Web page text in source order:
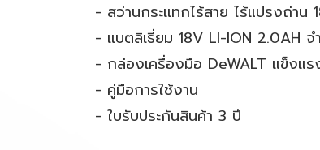
- สว่านกระแทกไร้สาย ไร้แปรงถ่าน
- เเบตลิเธี่ยม 18V LI-ION 2.0AH
- กล่องเครื่องมือ DeWALT แข็งแ
- คู่มือการใช้งาน
- ใบรับประกันสินค้า 3 ปี